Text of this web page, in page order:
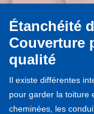
Étanchéité
Couverture
qualité
Il existe différentes
pour garder la toiture
cheminées, les